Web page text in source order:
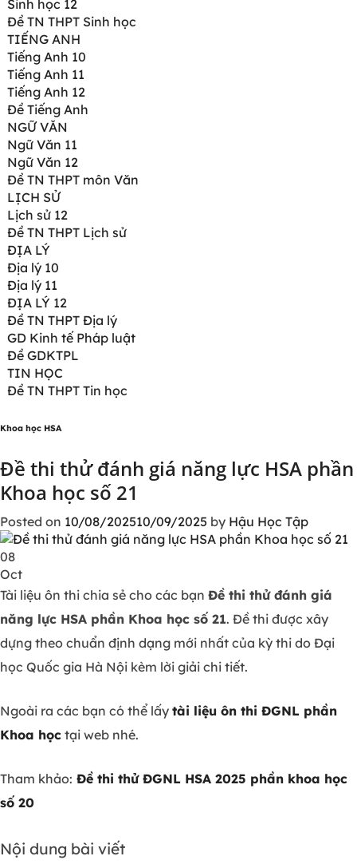
Sinh học 12
Đề TN THPT Sinh học
TIẾNG ANH
Tiếng Anh 10
Tiếng Anh 11
Tiếng Anh 12
Đề Tiếng Anh
NGỮ VĂN
Ngữ Văn 11
Ngữ Văn 12
Đề TN THPT môn Văn
LỊCH SỬ
Lịch sử 12
Đề TN THPT Lịch sử
ĐỊA LÝ
Địa lý 10
Địa lý 11
ĐỊA LÝ 12
Đề TN THPT Địa lý
GD Kinh tế Pháp luật
Đề GDKTPL
TIN HỌC
Đề TN THPT Tin học
Khoa học HSA
Đề thi thử đánh giá năng lực HSA phần
Khoa học số 21
Posted on 10/08/202510/09/2025 by Hậu Học Tập
08
Oct
Tài liệu ôn thi chia sẻ cho các bạn Đề thi thử đánh giá
năng lực HSA phần Khoa học số 21. Đề thi được xây
dựng theo chuẩn định dạng mới nhất của kỳ thi do Đại
học Quốc gia Hà Nội kèm lời giải chi tiết.
Ngoài ra các bạn có thể lấy tài liệu ôn thi ĐGNL phần
Khoa học tại web nhé.
Tham khảo: Đề thi thử ĐGNL HSA 2025 phần khoa học
số 20
Nội dung bài viết